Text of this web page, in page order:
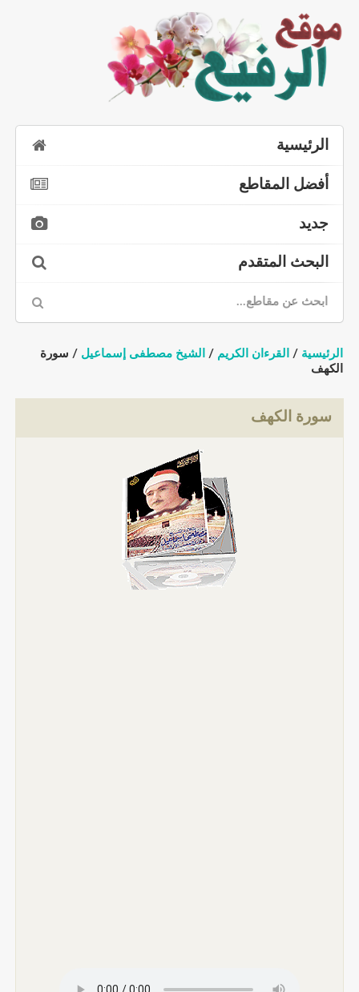
الرئيسية
أفضل المقاطع
جديد
البحث المتقدم
الرئيسية / القرءان الكريم / الشيخ مصطفى إسماعيل / سورة
الكهف
سورة الكهف